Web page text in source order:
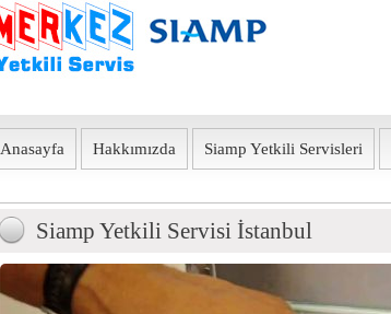
Anasayfa Hakkımızda Siamp Yetkili Servisleri
Siamp Yetkili Servisi İstanbul